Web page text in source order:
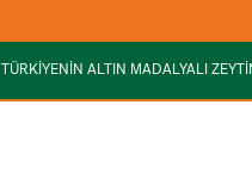
TÜRKİYENİN ALTIN MADALYALI